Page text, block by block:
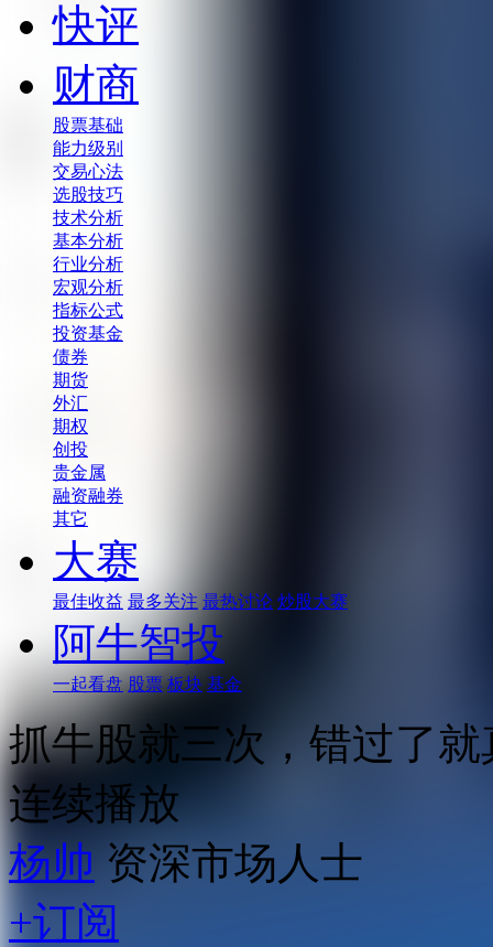
快评
财商
股票基础
能力级别
交易心法
选股技巧
技术分析
基本分析
行业分析
宏观分析
指标公式
投资基金
债券
期货
外汇
期权
创投
贵金属
融资融券
其它
大赛
最佳收益 最多关注 最热讨论 炒股大赛
阿牛智投
一起看盘 股票 板块 基金
抓牛股就三次，错过了
连续播放
杨帅 资深市场人士
+订阅